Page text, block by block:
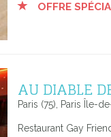
OFFRE
AU DIABLE
Paris (75), Paris Île-
Restaurant Gay